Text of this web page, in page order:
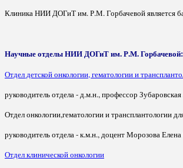
Клиника НИИ ДОГиТ им. Р.М. Горбачевой является
Научные отделы НИИ ДОГиТ им. Р.М. Горбачевой:
Отдел детской онкологии, гематологии и
руководитель отдела - д.м.н., профессор
Отдел онкологии,гематологии и трансплантологии
руководитель отдела - к.м.н., доцент Морозова
Отдел клинической онкологии